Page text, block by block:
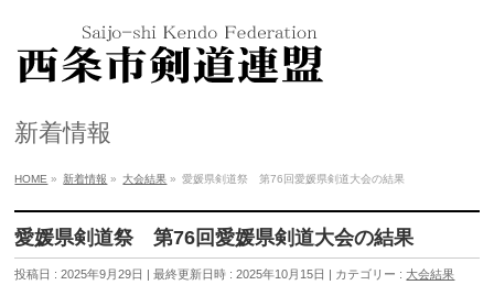
新着情報
HOME » 新着情報 » 大会結果 » 愛媛県剣道祭 第76回愛媛県剣道大会の結果
愛媛県剣道祭 第76回愛媛県剣道大会の結果
投稿日 : 2025年9月29日 最終更新日時 : 2025年10月15日 カテゴリー :大会結果